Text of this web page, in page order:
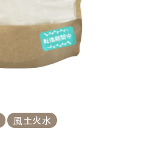
風土火水